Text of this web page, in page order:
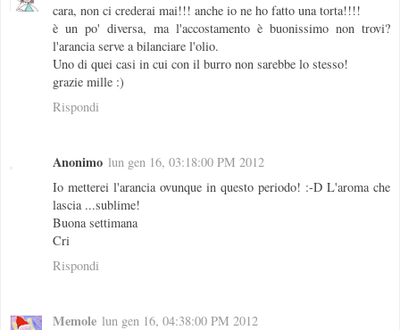
cara, non ci crederai mai!!! anche io ne ho fatto una torta!!!!
è un po' diversa, ma l'accostamento è buonissimo non trovi?
l'arancia serve a bilanciare l'olio.
Uno di quei casi in cui con il burro non sarebbe lo stesso!
grazie mille :)
Rispondi
Anonimo lun gen 16, 03:18:00 PM 2012
Io metterei l'arancia ovunque in questo periodo! :-D L'aroma che
lascia ...sublime!
Buona settimana
Cri
Rispondi
Memole lun gen 16, 04:38:00 PM 2012